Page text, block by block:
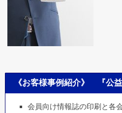
《お客様事例紹介》 『公
会員向け情報誌の印刷と各